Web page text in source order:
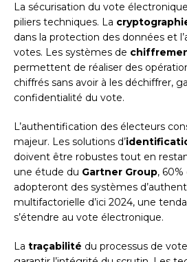
La sécurisation du vote
piliers techniques. La
dans la protection des données et
votes. Les systèmes de
permettent de réaliser des
chiffrés sans avoir à les déchiffrer,
confidentialité du vote.
L’authentification des électeurs
majeur. Les solutions d’
doivent être robustes tout en
une étude du Gartner Group,
adopteront des systèmes
multifactorielle d’ici 2024, une
s’étendre au vote électronique.
La traçabilité du processus de